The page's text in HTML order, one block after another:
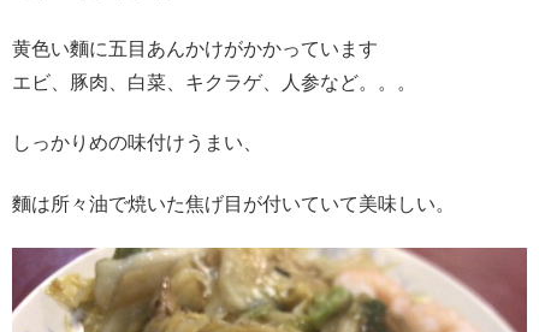
黄色い麵に五目あんかけがかかっています
エビ、豚肉、白菜、キクラゲ、人参など。。。
しっかりめの味付けうまい、
麵は所々油で焼いた焦げ目が付いていて美味しい。